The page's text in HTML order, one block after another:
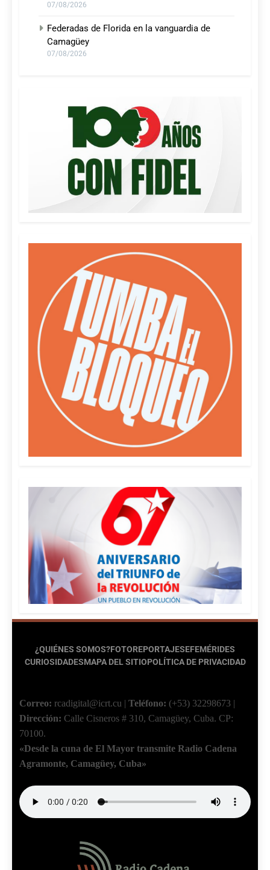
07/08/2026
Federadas de Florida en la vanguardia de
Camagüey
07/08/2026
¿QUIÉNES SOMOS?FOTOREPORTAJESEFEMÉRIDES
CURIOSIDADESMAPA DEL SITIOPOLÍTICA DE PRIVACIDAD
Correo: rcadigital@icrt.cu | Teléfono: (+53) 32298673 |
Dirección: Calle Cisneros # 310, Camagüey, Cuba. CP:
70100.
«Desde la cuna de El Mayor transmite Radio Cadena
Agramonte, Camagüey, Cuba»